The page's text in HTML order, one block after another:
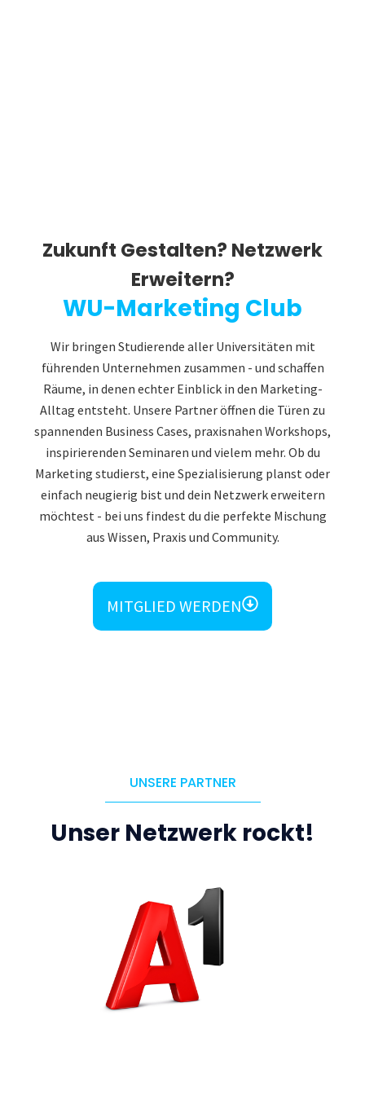
Zukunft Gestalten? Netzwerk
Erweitern?
WU-Marketing Club
Wir bringen Studierende aller Universitäten mit
führenden Unternehmen zusammen - und schaffen
Räume, in denen echter Einblick in den Marketing-
Alltag entsteht. Unsere Partner öffnen die Türen zu
spannenden Business Cases, praxisnahen Workshops,
inspirierenden Seminaren und vielem mehr. Ob du
Marketing studierst, eine Spezialisierung planst oder
einfach neugierig bist und dein Netzwerk erweitern
möchtest - bei uns findest du die perfekte Mischung
aus Wissen, Praxis und Community.
MITGLIED WERDEN
UNSERE PARTNER
Unser Netzwerk rockt!